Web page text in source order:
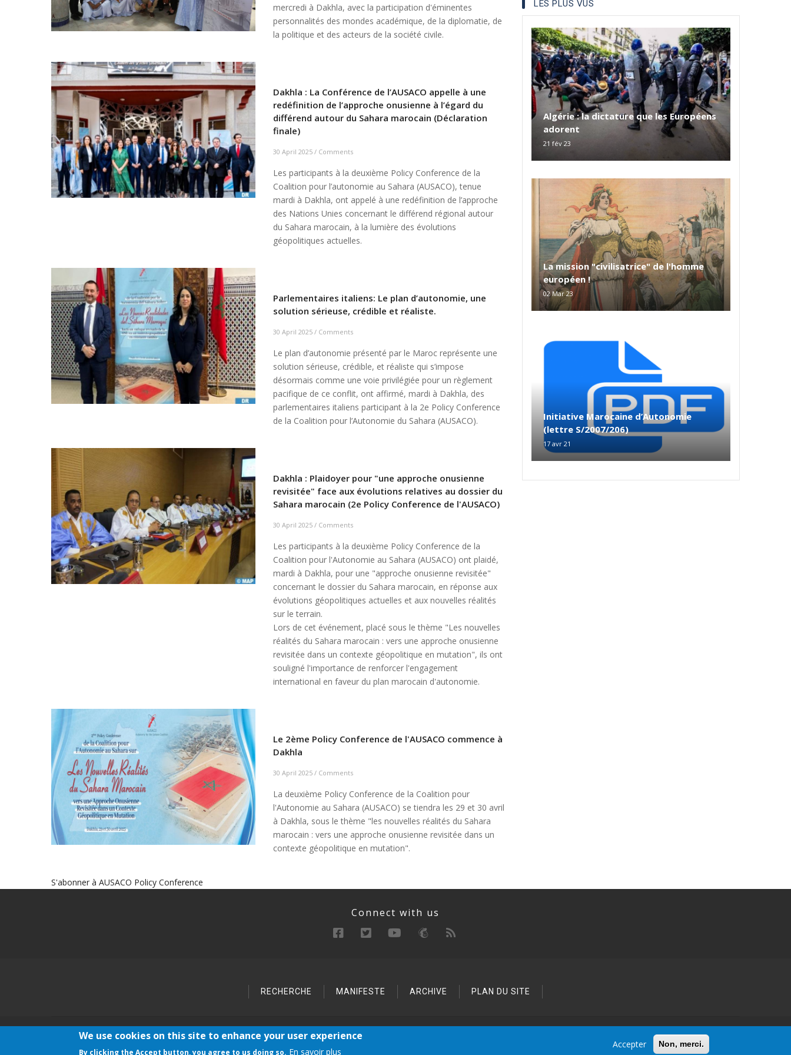
mercredi à Dakhla, avec la participation d'éminentes
personnalités des mondes académique, de la diplomatie, de
la politique et des acteurs de la société civile.
Dakhla : La Conférence de l’AUSACO appelle à une
redéfinition de l’approche onusienne à l’égard du
différend autour du Sahara marocain (Déclaration
finale)
30 April 2025 / Comments
Les participants à la deuxième Policy Conference de la
Coalition pour l’autonomie au Sahara (AUSACO), tenue
mardi à Dakhla, ont appelé à une redéfinition de l’approche
des Nations Unies concernant le différend régional autour
du Sahara marocain, à la lumière des évolutions
géopolitiques actuelles.
Parlementaires italiens: Le plan d’autonomie, une
solution sérieuse, crédible et réaliste.
30 April 2025 / Comments
Le plan d’autonomie présenté par le Maroc représente une
solution sérieuse, crédible, et réaliste qui s’impose
désormais comme une voie privilégiée pour un règlement
pacifique de ce conflit, ont affirmé, mardi à Dakhla, des
parlementaires italiens participant à la 2e Policy Conference
de la Coalition pour l’Autonomie du Sahara (AUSACO).
Dakhla : Plaidoyer pour "une approche onusienne
revisitée" face aux évolutions relatives au dossier du
Sahara marocain (2e Policy Conference de l'AUSACO)
30 April 2025 / Comments
Les participants à la deuxième Policy Conference de la
Coalition pour l'Autonomie au Sahara (AUSACO) ont plaidé,
mardi à Dakhla, pour une "approche onusienne revisitée"
concernant le dossier du Sahara marocain, en réponse aux
évolutions géopolitiques actuelles et aux nouvelles réalités
sur le terrain.
Lors de cet événement, placé sous le thème "Les nouvelles
réalités du Sahara marocain : vers une approche onusienne
revisitée dans un contexte géopolitique en mutation", ils ont
souligné l'importance de renforcer l'engagement
international en faveur du plan marocain d'autonomie.
Le 2ème Policy Conference de l'AUSACO commence à
Dakhla
30 April 2025 / Comments
La deuxième Policy Conference de la Coalition pour
l'Autonomie au Sahara (AUSACO) se tiendra les 29 et 30 avril
à Dakhla, sous le thème "les nouvelles réalités du Sahara
marocain : vers une approche onusienne revisitée dans un
contexte géopolitique en mutation".
S'abonner à AUSACO Policy Conference
LES PLUS VUS
Algérie : la dictature que les Européens
adorent
21 fév 23
La mission "civilisatrice" de l'homme
européen !
02 Mar 23
Initiative Marocaine d’Autonomie
(lettre S/2007/206)
17 avr 21
Connect with us
Menu
RECHERCHE MANIFESTE ARCHIVE PLAN DU SITE
Copyright © 2021 AUSACO. All rights reserved
We use cookies on this site to enhance your user experience
By clicking the Accept button, you agree to us doing so. En savoir plus
Accepter Non, merci.